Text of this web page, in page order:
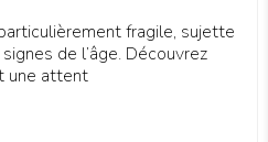
fragile, sujette
de l’âge. Découvrez
une attent